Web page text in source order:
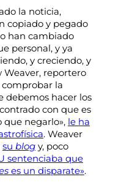
la noticia,
copiado y pegado
han cambiado
personal, y ya
y creciendo, y
reportero
la
debemos hacer los
con que es
que negarlo», le ha
. Weaver
su blog y, poco
sentenciaba que
es un disparate».